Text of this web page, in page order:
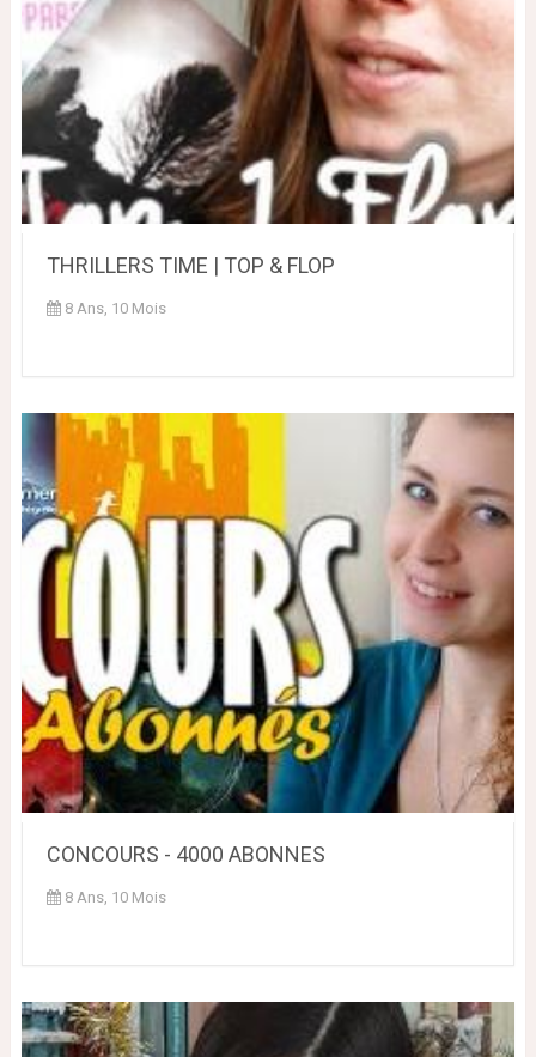
THRILLERS TIME | TOP & FLOP
8 Ans, 10 Mois
CONCOURS - 4000 ABONNES
8 Ans, 10 Mois